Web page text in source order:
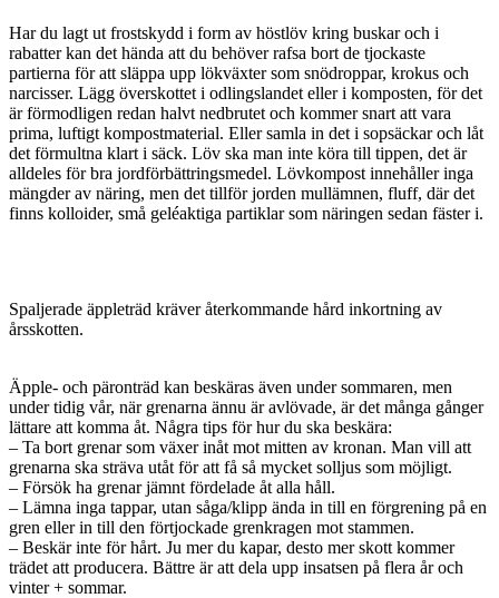
Har du lagt ut frostskydd i form av höstlöv kring buskar och i
rabatter kan det hända att du behöver rafsa bort de tjockaste
partierna för att släppa upp lökväxter som snödroppar, krokus och
narcisser. Lägg överskottet i odlingslandet eller i komposten, för det
är förmodligen redan halvt nedbrutet och kommer snart att vara
prima, luftigt kompostmaterial. Eller samla in det i sopsäckar och låt
det förmultna klart i säck. Löv ska man inte köra till tippen, det är
alldeles för bra jordförbättringsmedel. Lövkompost innehåller inga
mängder av näring, men det tillför jorden mullämnen, fluff, där det
finns kolloider, små geléaktiga partiklar som näringen sedan fäster i.
Spaljerade äppleträd kräver återkommande hård inkortning av
årsskotten.
Äpple- och päronträd kan beskäras även under sommaren, men
under tidig vår, när grenarna ännu är avlövade, är det många gånger
lättare att komma åt. Några tips för hur du ska beskära:
– Ta bort grenar som växer inåt mot mitten av kronan. Man vill att
grenarna ska sträva utåt för att få så mycket solljus som möjligt.
– Försök ha grenar jämnt fördelade åt alla håll.
– Lämna inga tappar, utan såga/klipp ända in till en förgrening på en
gren eller in till den förtjockade grenkragen mot stammen.
– Beskär inte för hårt. Ju mer du kapar, desto mer skott kommer
trädet att producera. Bättre är att dela upp insatsen på flera år och
vinter + sommar.